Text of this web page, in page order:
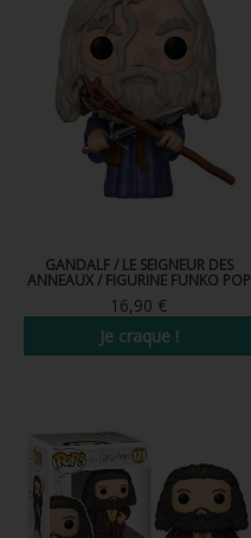
GANDALF / LE SEIGNEUR DES
ANNEAUX / FIGURINE FUNKO POP
16,90 €
Je craque !